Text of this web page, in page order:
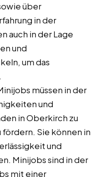
über
in der
auch in der Lage
und
um das
müssen in der
und
in Oberkirch zu
Sie können in
und
Minijobs sind in der
mit einer